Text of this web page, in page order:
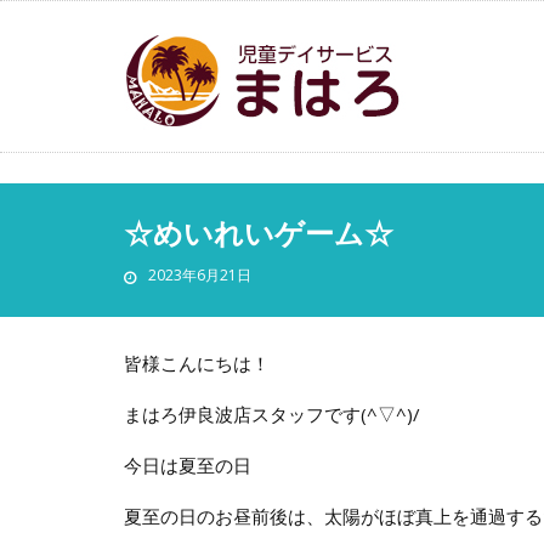
☆めいれいゲーム☆
2023年6月21日
皆様こんにちは！
まはろ伊良波店スタッフです(^▽^)/
今日は夏至の日
夏至の日のお昼前後は、太陽がほぼ真上を通過す